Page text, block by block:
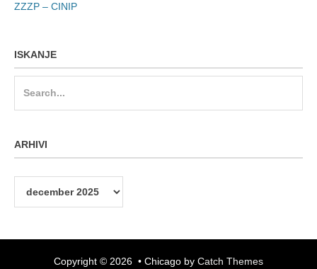
ZZZP – CINIP
ISKANJE
ARHIVI
Arhivi
Copyright © 2026 • Chicago by Catch Themes